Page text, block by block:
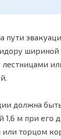
шириной
должна
1,6 м при его
торцом